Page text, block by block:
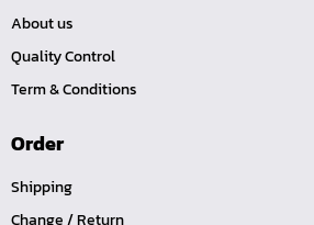
About us
Quality Control
Term & Conditions
Order
Shipping
Change / Return